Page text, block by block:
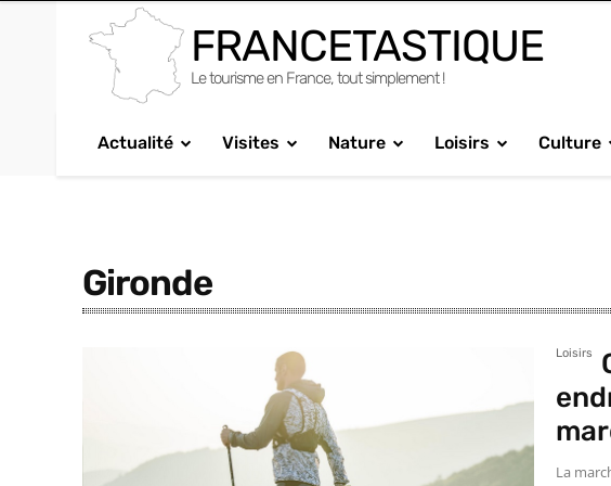
FRANCETASTIQUE
Le tourisme en France, tout simplement !
Actualité Visites Nature Loisirs Culture
Gironde
Loisirs
La